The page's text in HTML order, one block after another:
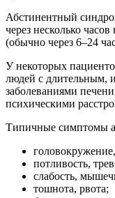
Абстинентный
через несколько
(обычно через 6–24
У некоторых
людей с длительным,
заболеваниями
психическими
Типичные симптомы
потливость,
слабость,
тошнота, рвота;